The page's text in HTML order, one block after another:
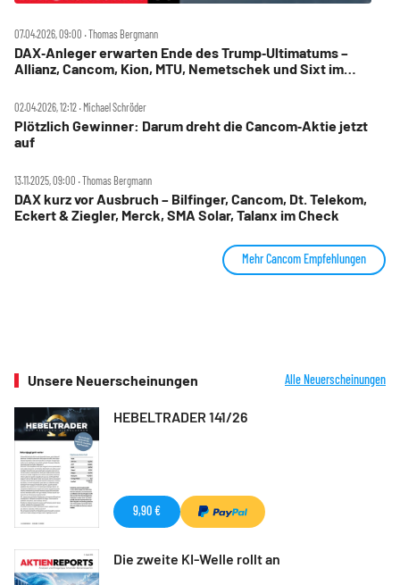
07.04.2026, 09:00 ‧ Thomas Bergmann
DAX‑Anleger erwarten Ende des Trump‑Ultimatums –
Allianz, Cancom, Kion, MTU, Nemetschek und Sixt im
02.04.2026, 12:12 ‧ Michael Schröder
Plötzlich Gewinner: Darum dreht die Cancom‑Aktie jetzt
auf
13.11.2025, 09:00 ‧ Thomas Bergmann
DAX kurz vor Ausbruch – Bilfinger, Cancom, Dt. Telekom,
Eckert & Ziegler, Merck, SMA Solar, Talanx im Check
Mehr Cancom Empfehlungen
Unsere Neuerscheinungen Alle Neuerscheinungen
HEBELTRADER 141/26
9,90 €
Die zweite KI-Welle rollt an